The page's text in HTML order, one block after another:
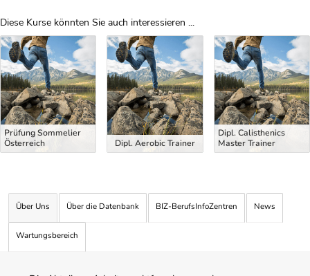
Diese Kurse könnten Sie auch interessieren ...
Uber Weiterbildungsvorschläge
Prüfung Sommelier
Österreich
Dipl. Aerobic Trainer
Dipl. Calisthenics
Master Trainer
Über Uns Über die Datenbank BIZ-BerufsInfoZentren News
Wartungsbereich